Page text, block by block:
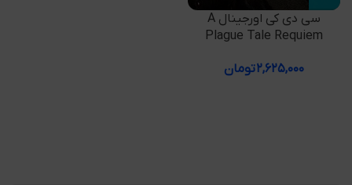
سی دی کی اورجینال A
Plague Tale Requiem
۲,۶۲۵,۰۰۰تومان